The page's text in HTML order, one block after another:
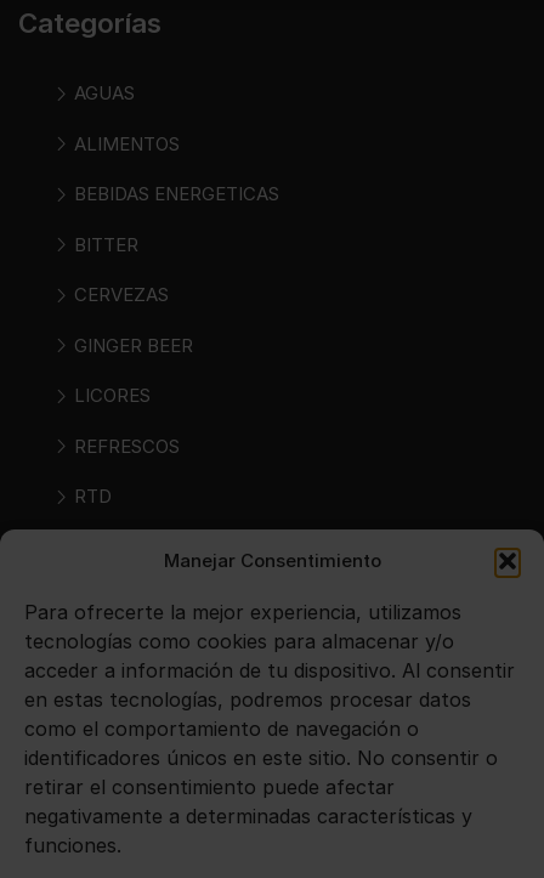
Manejar Consentimiento
Para ofrecerte la mejor experiencia, utilizamos
tecnologías como cookies para almacenar y/o
acceder a información de tu dispositivo. Al consentir
en estas tecnologías, podremos procesar datos
como el comportamiento de navegación o
identificadores únicos en este sitio. No consentir o
retirar el consentimiento puede afectar
negativamente a determinadas características y
funciones.
Categorías
AGUAS
ALIMENTOS
BEBIDAS ENERGETICAS
BITTER
CERVEZAS
GINGER BEER
LICORES
REFRESCOS
RTD
VINOS
Avisos legales
Aviso legal
Política de privacidad